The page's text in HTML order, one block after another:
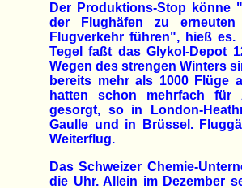
Der Produktions-Stop könne
der Flughäfen zu erneuten
Flugverkehr führen", hieß
Tegel faßt das Glykol-Depot
Wegen des strengen Winters
bereits mehr als 1000 Flüge
hatten schon mehrfach für
gesorgt, so in London-
Gaulle und in Brüssel.
Weiterflug.
Das Schweizer Chemie-
die Uhr. Allein im Dezember